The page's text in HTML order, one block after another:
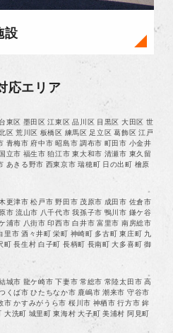
設
応エリア
東区 墨田区 江東区 品川区 目黒区 大田区 世
区 荒川区 板橋区 練馬区 足立区 葛飾区 江戸
青梅市 府中市 昭島市 調布市 町田市 小金井
立市 福生市 狛江市 東大和市 清瀬市 東久留
あきる野市 西東京市 瑞穂町 日の出町 檜原
更津市 松戸市 野田市 茂原市 成田市 佐倉市
市 流山市 八千代市 我孫子市 鴨川市 鎌ケ谷
浦市 八街市 印西市 白井市 富里市 南房総市
市 酒々井町 栄町 神崎町 多古町 東庄町 九
長生村 白子町 長柄町 長南町 大多喜町 御
城市 龍ケ崎市 下妻市 常総市 常陸太田市 高
くば市 ひたちなか市 鹿嶋市 潮来市 守谷市
かすみがうら市 桜川市 神栖市 行方市 鉾
洗町 城里町 東海村 大子町 美浦村 阿見町